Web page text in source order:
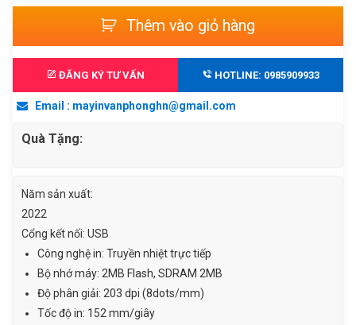
GỐC
1.650.000 ₫.
HIỆN
TẠI
LÀ:
Xprinter
XP
350B
Thêm vào giỏ hàng
ĐĂNG KÝ TƯ VẤN HOTLINE: 0985909933
Email : mayinvanphonghn@gmail.com
Quà Tặng:
Năm sản xuất:
2022
Cổng kết nối: USB
Công nghệ in: Truyền nhiệt trực tiếp
Bộ nhớ máy: 2MB Flash, SDRAM 2MB
Độ phân giải: 203 dpi (8dots/mm)
Tốc độ in: 152 mm/giây